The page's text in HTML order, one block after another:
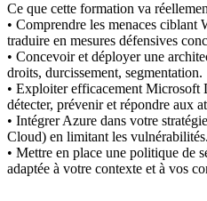
Ce que cette formation va
• Comprendre les menaces
traduire en mesures défensives
• Concevoir et déployer une
droits, durcissement, segmentation.
• Exploiter efficacement Microsoft
détecter, prévenir et répondre aux
• Intégrer Azure dans votre
Cloud) en limitant les vulnérabilités.
• Mettre en place une politique de
adaptée à votre contexte et à vos